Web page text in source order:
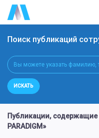
Поиск публикаций
ИСКАТЬ
Публикации, содержащие
PARADIGM»